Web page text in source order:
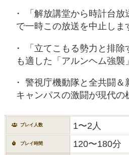
「解放講堂から時計台
で一時この放送を中止しま
「立てこもる勢力と排
も適した「アルンヘム強襲
警視庁機動隊と全共闘＆
キャンパスの激闘が現代の
プレイ人数 1〜2人
プレイ時間 120〜180分